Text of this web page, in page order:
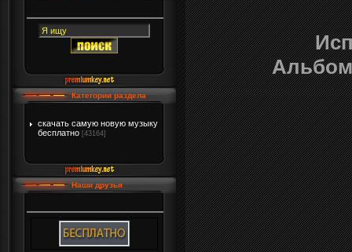
Категории раздела
скачать самую новую музыку
бесплатно [43164]
Наши друзья